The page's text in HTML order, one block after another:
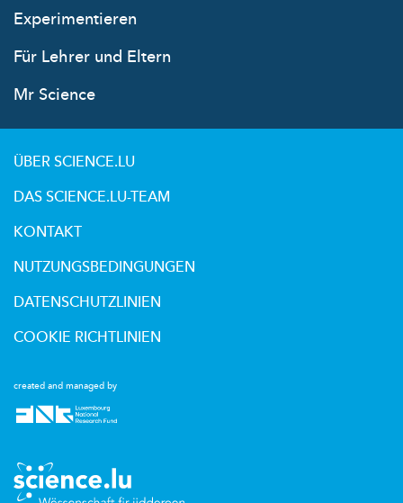
Experimentieren
Für Lehrer und Eltern
Mr Science
created and managed by
ÜBER SCIENCE.LU
DAS SCIENCE.LU-TEAM
KONTAKT
NUTZUNGSBEDINGUNGEN
DATENSCHUTZLINIEN
COOKIE RICHTLINIEN